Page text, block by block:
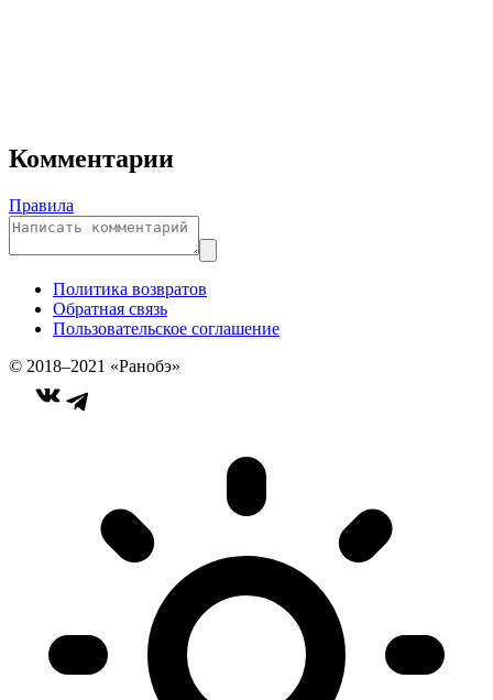
Комментарии
Правила
Политика возвратов
Обратная связь
Пользовательское соглашение
© 2018–2021 «Ранобэ»